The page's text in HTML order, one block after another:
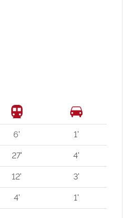
6' 1'
27' 4'
12' 3'
4' 1'